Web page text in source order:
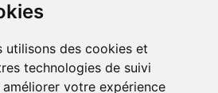
utilisons des cookies et
technologies de suivi
améliorer votre expérience